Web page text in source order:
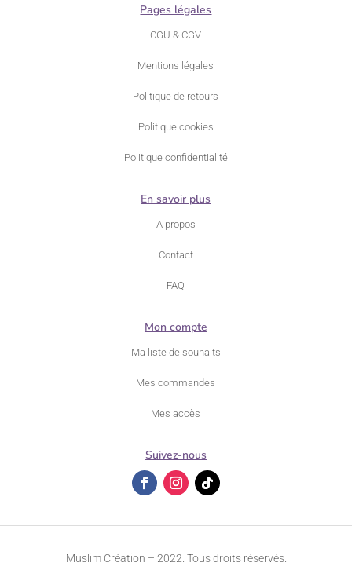
Pages légales
CGU & CGV
Mentions légales
Politique de retours
Politique cookies
Politique confidentialité
En savoir plus
A propos
Contact
FAQ
Mon compte
Ma liste de souhaits
Mes commandes
Mes accès
Suivez-nous
Muslim Création – 2022. Tous droits réservés.